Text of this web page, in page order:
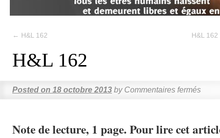
← H&L 162 H&L
H&L 162
Posted on 18 octobre 2013 by Commentaires fermés
Note de lecture, 1 page. Pour lire cet